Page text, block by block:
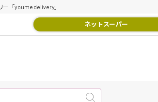
「youme delivery」
ネットスーパー